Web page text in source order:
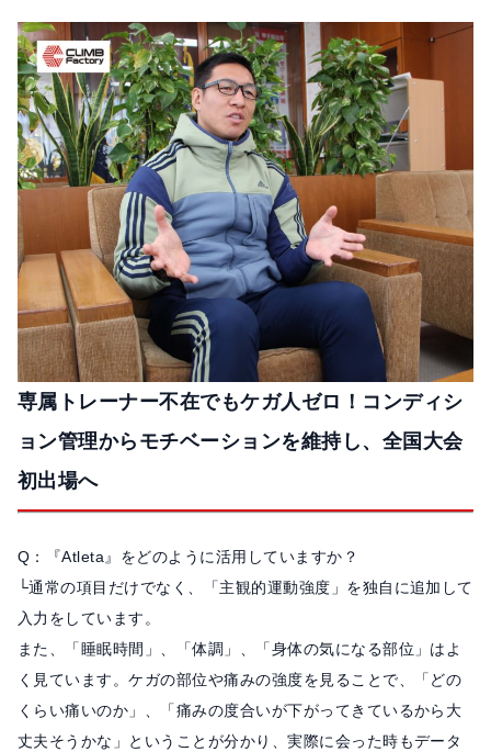
専属トレーナー不在でもケガ人ゼロ！コンディシ
ョン管理からモチベーションを維持し、全国大会
初出場へ
Q：『Atleta』をどのように活用していますか？
└通常の項目だけでなく、「主観的運動強度」を独自に追加して
入力をしています。
また、「睡眠時間」、「体調」、「身体の気になる部位」はよ
く見ています。ケガの部位や痛みの強度を見ることで、「どの
くらい痛いのか」、「痛みの度合いが下がってきているから大
丈夫そうかな」ということが分かり、実際に会った時もデータ